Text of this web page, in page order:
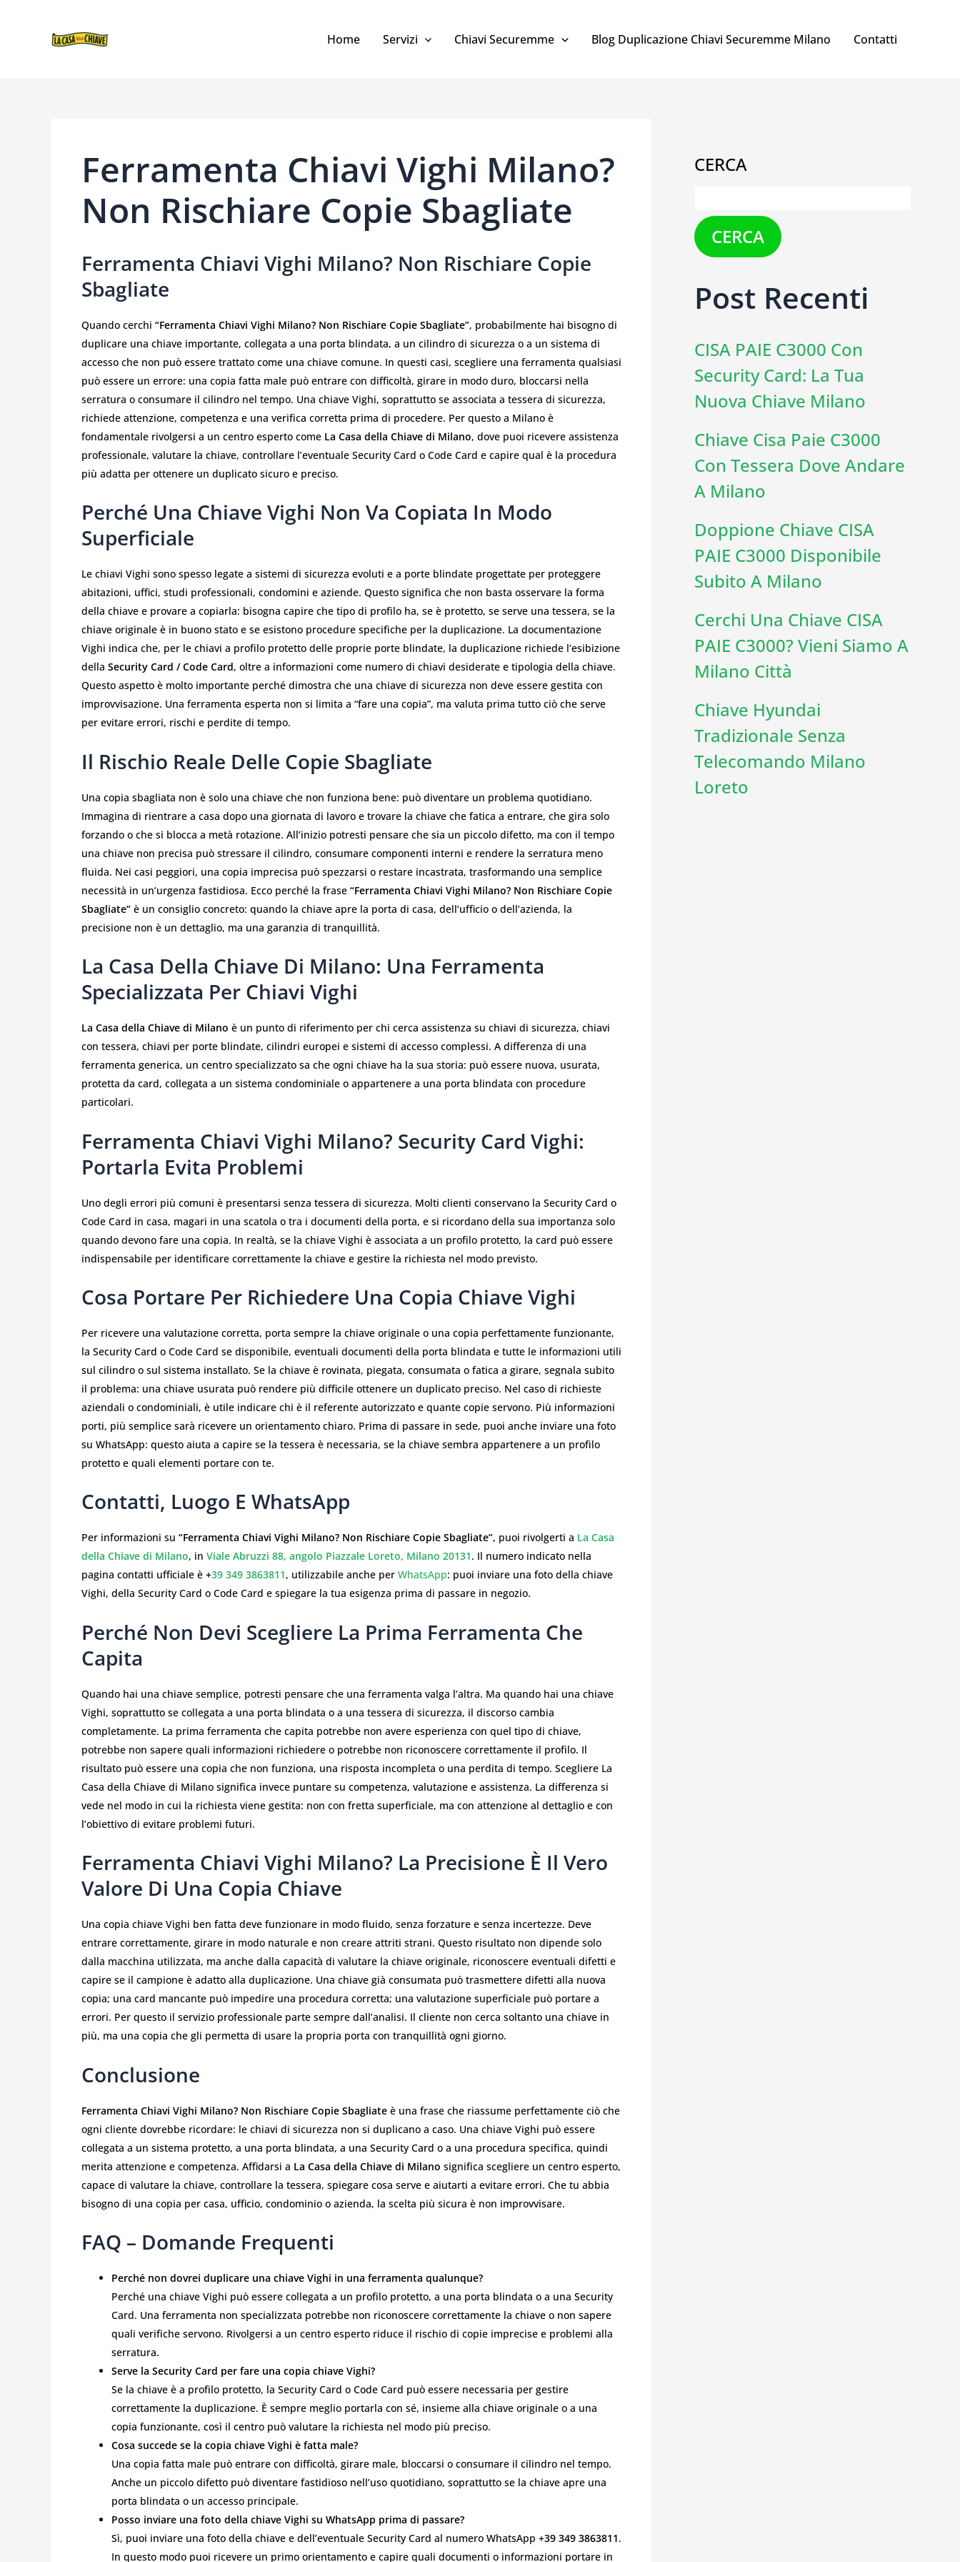
CONTENUTO
Home Servizi Chiavi Securemme Blog Duplicazione Chiavi Securemme Milano Contatti
Ferramenta Chiavi Vighi Milano?
Non Rischiare Copie Sbagliate
Ferramenta Chiavi Vighi Milano? Non Rischiare Copie
Sbagliate
Quando cerchi “Ferramenta Chiavi Vighi Milano? Non Rischiare Copie Sbagliate”, probabilmente hai bisogno di
duplicare una chiave importante, collegata a una porta blindata, a un cilindro di sicurezza o a un sistema di
accesso che non può essere trattato come una chiave comune. In questi casi, scegliere una ferramenta qualsiasi
può essere un errore: una copia fatta male può entrare con difficoltà, girare in modo duro, bloccarsi nella
serratura o consumare il cilindro nel tempo. Una chiave Vighi, soprattutto se associata a tessera di sicurezza,
richiede attenzione, competenza e una verifica corretta prima di procedere. Per questo a Milano è
fondamentale rivolgersi a un centro esperto come La Casa della Chiave di Milano, dove puoi ricevere assistenza
professionale, valutare la chiave, controllare l’eventuale Security Card o Code Card e capire qual è la procedura
più adatta per ottenere un duplicato sicuro e preciso.
Perché Una Chiave Vighi Non Va Copiata In Modo
Superficiale
Le chiavi Vighi sono spesso legate a sistemi di sicurezza evoluti e a porte blindate progettate per proteggere
abitazioni, uffici, studi professionali, condomini e aziende. Questo significa che non basta osservare la forma
della chiave e provare a copiarla: bisogna capire che tipo di profilo ha, se è protetto, se serve una tessera, se la
chiave originale è in buono stato e se esistono procedure specifiche per la duplicazione. La documentazione
Vighi indica che, per le chiavi a profilo protetto delle proprie porte blindate, la duplicazione richiede l’esibizione
della Security Card / Code Card, oltre a informazioni come numero di chiavi desiderate e tipologia della chiave.
Questo aspetto è molto importante perché dimostra che una chiave di sicurezza non deve essere gestita con
improvvisazione. Una ferramenta esperta non si limita a “fare una copia”, ma valuta prima tutto ciò che serve
per evitare errori, rischi e perdite di tempo.
Il Rischio Reale Delle Copie Sbagliate
Una copia sbagliata non è solo una chiave che non funziona bene: può diventare un problema quotidiano.
Immagina di rientrare a casa dopo una giornata di lavoro e trovare la chiave che fatica a entrare, che gira solo
forzando o che si blocca a metà rotazione. All’inizio potresti pensare che sia un piccolo difetto, ma con il tempo
una chiave non precisa può stressare il cilindro, consumare componenti interni e rendere la serratura meno
fluida. Nei casi peggiori, una copia imprecisa può spezzarsi o restare incastrata, trasformando una semplice
necessità in un’urgenza fastidiosa. Ecco perché la frase “Ferramenta Chiavi Vighi Milano? Non Rischiare Copie
Sbagliate” è un consiglio concreto: quando la chiave apre la porta di casa, dell’ufficio o dell’azienda, la
precisione non è un dettaglio, ma una garanzia di tranquillità.
La Casa Della Chiave Di Milano: Una Ferramenta
Specializzata Per Chiavi Vighi
La Casa della Chiave di Milano è un punto di riferimento per chi cerca assistenza su chiavi di sicurezza, chiavi
con tessera, chiavi per porte blindate, cilindri europei e sistemi di accesso complessi. A differenza di una
ferramenta generica, un centro specializzato sa che ogni chiave ha la sua storia: può essere nuova, usurata,
protetta da card, collegata a un sistema condominiale o appartenere a una porta blindata con procedure
particolari.
Ferramenta Chiavi Vighi Milano? Security Card Vighi:
Portarla Evita Problemi
Uno degli errori più comuni è presentarsi senza tessera di sicurezza. Molti clienti conservano la Security Card o
Code Card in casa, magari in una scatola o tra i documenti della porta, e si ricordano della sua importanza solo
quando devono fare una copia. In realtà, se la chiave Vighi è associata a un profilo protetto, la card può essere
indispensabile per identificare correttamente la chiave e gestire la richiesta nel modo previsto.
Cosa Portare Per Richiedere Una Copia Chiave Vighi
Per ricevere una valutazione corretta, porta sempre la chiave originale o una copia perfettamente funzionante,
la Security Card o Code Card se disponibile, eventuali documenti della porta blindata e tutte le informazioni utili
sul cilindro o sul sistema installato. Se la chiave è rovinata, piegata, consumata o fatica a girare, segnala subito
il problema: una chiave usurata può rendere più difficile ottenere un duplicato preciso. Nel caso di richieste
aziendali o condominiali, è utile indicare chi è il referente autorizzato e quante copie servono. Più informazioni
porti, più semplice sarà ricevere un orientamento chiaro. Prima di passare in sede, puoi anche inviare una foto
su WhatsApp: questo aiuta a capire se la tessera è necessaria, se la chiave sembra appartenere a un profilo
protetto e quali elementi portare con te.
Contatti, Luogo E WhatsApp
Per informazioni su “Ferramenta Chiavi Vighi Milano? Non Rischiare Copie Sbagliate”, puoi rivolgerti a La Casa
della Chiave di Milano, in Viale Abruzzi 88, angolo Piazzale Loreto, Milano 20131. Il numero indicato nella
pagina contatti ufficiale è +39 349 3863811, utilizzabile anche per WhatsApp: puoi inviare una foto della chiave
Vighi, della Security Card o Code Card e spiegare la tua esigenza prima di passare in negozio.
Perché Non Devi Scegliere La Prima Ferramenta Che
Capita
Quando hai una chiave semplice, potresti pensare che una ferramenta valga l’altra. Ma quando hai una chiave
Vighi, soprattutto se collegata a una porta blindata o a una tessera di sicurezza, il discorso cambia
completamente. La prima ferramenta che capita potrebbe non avere esperienza con quel tipo di chiave,
potrebbe non sapere quali informazioni richiedere o potrebbe non riconoscere correttamente il profilo. Il
risultato può essere una copia che non funziona, una risposta incompleta o una perdita di tempo. Scegliere La
Casa della Chiave di Milano significa invece puntare su competenza, valutazione e assistenza. La differenza si
vede nel modo in cui la richiesta viene gestita: non con fretta superficiale, ma con attenzione al dettaglio e con
l’obiettivo di evitare problemi futuri.
Ferramenta Chiavi Vighi Milano? La Precisione È Il Vero
Valore Di Una Copia Chiave
Una copia chiave Vighi ben fatta deve funzionare in modo fluido, senza forzature e senza incertezze. Deve
entrare correttamente, girare in modo naturale e non creare attriti strani. Questo risultato non dipende solo
dalla macchina utilizzata, ma anche dalla capacità di valutare la chiave originale, riconoscere eventuali difetti e
capire se il campione è adatto alla duplicazione. Una chiave già consumata può trasmettere difetti alla nuova
copia; una card mancante può impedire una procedura corretta; una valutazione superficiale può portare a
errori. Per questo il servizio professionale parte sempre dall’analisi. Il cliente non cerca soltanto una chiave in
più, ma una copia che gli permetta di usare la propria porta con tranquillità ogni giorno.
Conclusione
Ferramenta Chiavi Vighi Milano? Non Rischiare Copie Sbagliate è una frase che riassume perfettamente ciò che
ogni cliente dovrebbe ricordare: le chiavi di sicurezza non si duplicano a caso. Una chiave Vighi può essere
collegata a un sistema protetto, a una porta blindata, a una Security Card o a una procedura specifica, quindi
merita attenzione e competenza. Affidarsi a La Casa della Chiave di Milano significa scegliere un centro esperto,
capace di valutare la chiave, controllare la tessera, spiegare cosa serve e aiutarti a evitare errori. Che tu abbia
bisogno di una copia per casa, ufficio, condominio o azienda, la scelta più sicura è non improvvisare.
FAQ – Domande Frequenti
Perché non dovrei duplicare una chiave Vighi in una ferramenta qualunque?
Perché una chiave Vighi può essere collegata a un profilo protetto, a una porta blindata o a una Security
Card. Una ferramenta non specializzata potrebbe non riconoscere correttamente la chiave o non sapere
quali verifiche servono. Rivolgersi a un centro esperto riduce il rischio di copie imprecise e problemi alla
serratura.
Serve la Security Card per fare una copia chiave Vighi?
Se la chiave è a profilo protetto, la Security Card o Code Card può essere necessaria per gestire
correttamente la duplicazione. È sempre meglio portarla con sé, insieme alla chiave originale o a una
copia funzionante, così il centro può valutare la richiesta nel modo più preciso.
Cosa succede se la copia chiave Vighi è fatta male?
Una copia fatta male può entrare con difficoltà, girare male, bloccarsi o consumare il cilindro nel tempo.
Anche un piccolo difetto può diventare fastidioso nell’uso quotidiano, soprattutto se la chiave apre una
porta blindata o un accesso principale.
Posso inviare una foto della chiave Vighi su WhatsApp prima di passare?
Sì, puoi inviare una foto della chiave e dell’eventuale Security Card al numero WhatsApp +39 349 3863811.
In questo modo puoi ricevere un primo orientamento e capire quali documenti o informazioni portare in
CERCA
CERCA
Post Recenti
CISA PAIE C3000 Con
Security Card: La Tua
Nuova Chiave Milano
Chiave Cisa Paie C3000
Con Tessera Dove Andare
A Milano
Doppione Chiave CISA
PAIE C3000 Disponibile
Subito A Milano
Cerchi Una Chiave CISA
PAIE C3000? Vieni Siamo A
Milano Città
Chiave Hyundai
Tradizionale Senza
Telecomando Milano
Loreto